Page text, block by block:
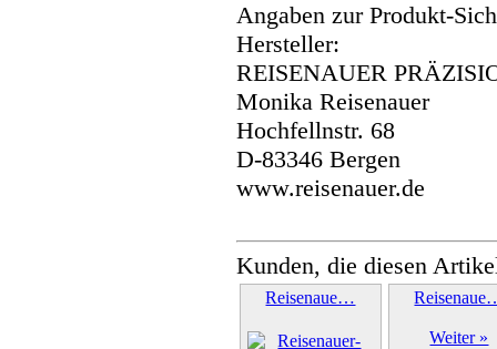
Angaben zur Produkt-
Hersteller:
REISENAUER
Monika Reisenauer
Hochfellnstr. 68
D-83346 Bergen
www.reisenauer.de
Kunden, die diesen
Reisenaue…
Weiter »